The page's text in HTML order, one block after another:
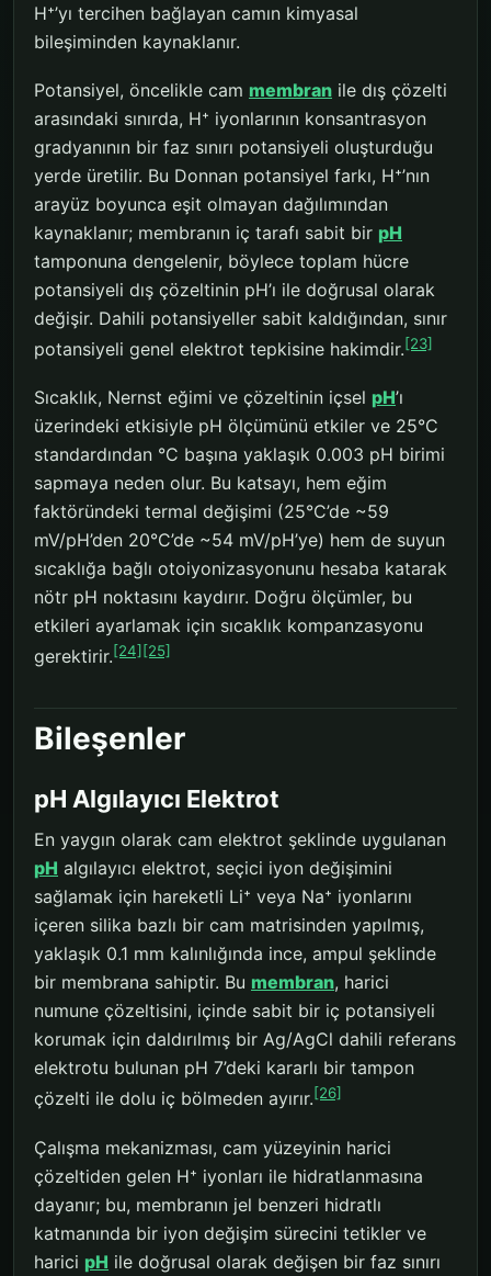
H⁺’yı tercihen bağlayan camın kimyasal
bileşiminden kaynaklanır.
Potansiyel, öncelikle cam membran ile dış çözelti
arasındaki sınırda, H⁺ iyonlarının konsantrasyon
gradyanının bir faz sınırı potansiyeli oluşturduğu
yerde üretilir. Bu Donnan potansiyel farkı, H⁺’nın
arayüz boyunca eşit olmayan dağılımından
kaynaklanır; membranın iç tarafı sabit bir pH
tamponuna dengelenir, böylece toplam hücre
potansiyeli dış çözeltinin pH’ı ile doğrusal olarak
değişir. Dahili potansiyeller sabit kaldığından, sınır
potansiyeli genel elektrot tepkisine hakimdir.[23]
Sıcaklık, Nernst eğimi ve çözeltinin içsel pH’ı
üzerindeki etkisiyle pH ölçümünü etkiler ve 25°C
standardından °C başına yaklaşık 0.003 pH birimi
sapmaya neden olur. Bu katsayı, hem eğim
faktöründeki termal değişimi (25°C’de ~59
mV/pH’den 20°C’de ~54 mV/pH’ye) hem de suyun
sıcaklığa bağlı otoiyonizasyonunu hesaba katarak
nötr pH noktasını kaydırır. Doğru ölçümler, bu
etkileri ayarlamak için sıcaklık kompanzasyonu
gerektirir.[24] [25]
Bileşenler
pH Algılayıcı Elektrot
En yaygın olarak cam elektrot şeklinde uygulanan
pH algılayıcı elektrot, seçici iyon değişimini
sağlamak için hareketli Li⁺ veya Na⁺ iyonlarını
içeren silika bazlı bir cam matrisinden yapılmış,
yaklaşık 0.1 mm kalınlığında ince, ampul şeklinde
bir membrana sahiptir. Bu membran, harici
numune çözeltisini, içinde sabit bir iç potansiyeli
korumak için daldırılmış bir Ag/AgCl dahili referans
elektrotu bulunan pH 7’deki kararlı bir tampon
çözelti ile dolu iç bölmeden ayırır.[26]
Çalışma mekanizması, cam yüzeyinin harici
çözeltiden gelen H⁺ iyonları ile hidratlanmasına
dayanır; bu, membranın jel benzeri hidratlı
katmanında bir iyon değişim sürecini tetikler ve
harici pH ile doğrusal olarak değişen bir faz sınırı